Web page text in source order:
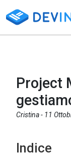
Project
Cristina - 11
Indice